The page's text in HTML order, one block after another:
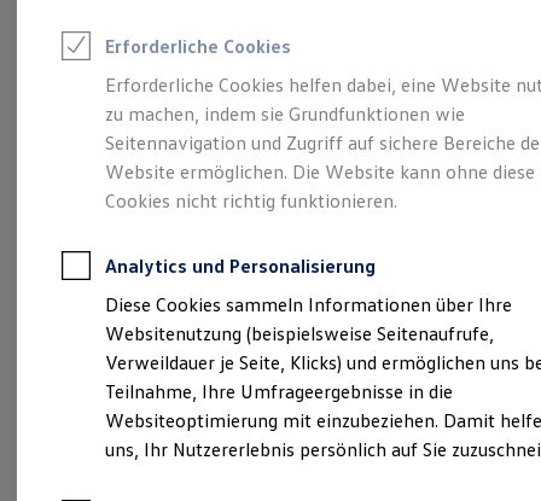
Saisonangebote
Leasing
Leasing-Angebote
Gebrauchtwagen Leasing
Junge Gebrauchtwagen-Leasing
Elektroauto Leasing
Kleinwagen-Leasing
Leasing ohne Anzahlung
Autokredit mit Schlussrate
Versicherungen und Garantien
Kfz-Versicherung
Restschuldversicherungen
Garantien
Wartungsverträge
Geschäftskunden
Professional Class bei Volkswagen
Großkunden
Behörden
Mobilität, so
individuell wie Sie
Erforderliche Cookies
Erforderliche Cookies helfen dabei, eine Website
zu machen, indem sie Grundfunktionen wie
Seitennavigation und Zugriff auf sichere Bereiche
Website ermöglichen. Die Website kann ohne diese
Cookies nicht richtig funktionieren.
Analytics und Personalisierung
Diese Cookies sammeln Informationen über Ihre
Websitenutzung (beispielsweise Seitenaufrufe,
Verweildauer je Seite, Klicks) und ermöglichen uns
Teilnahme, Ihre Umfrageergebnisse in die
Websiteoptimierung mit einzubeziehen. Damit
uns, Ihr Nutzererlebnis persönlich auf Sie